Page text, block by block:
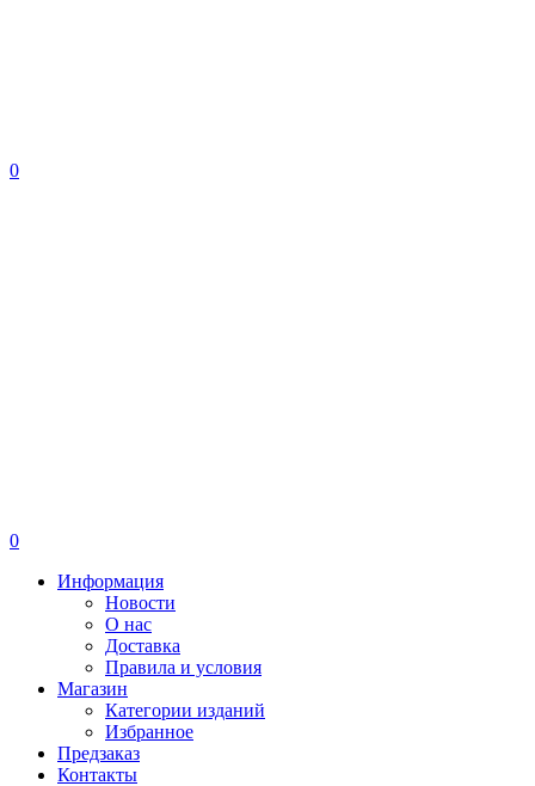
0
0
Информация
Новости
О нас
Доставка
Правила и условия
Магазин
Категории изданий
Избранное
Предзаказ
Контакты